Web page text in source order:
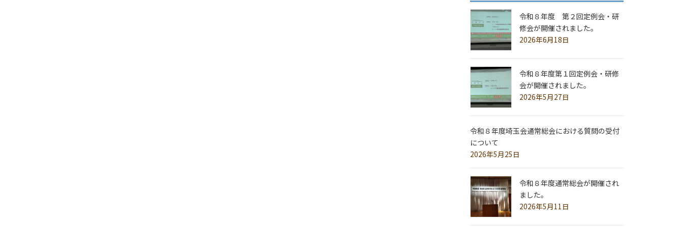
令和８年度 第２回定例会・研
修会が開催されました。
2026年6月18日
令和８年度第１回定例会・研修
会が開催されました。
2026年5月27日
令和８年度埼玉会通常総会における質問の受付
について
2026年5月25日
令和８年度通常総会が開催され
ました。
2026年5月11日